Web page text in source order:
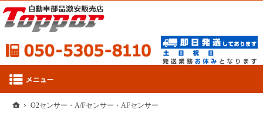
050-
O2センサー・A/Fセンサー・AFセンサー